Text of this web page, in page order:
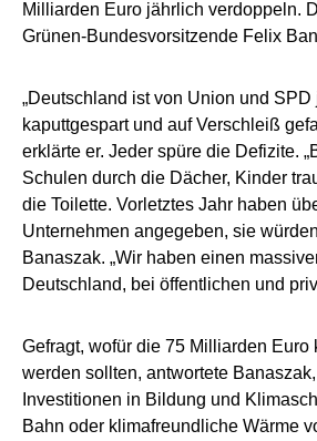
Milliarden Euro jährlich verdoppeln.
Grünen-Bundesvorsitzende Felix
„Deutschland ist von Union und SPD
kaputtgespart und auf Verschleiß
erklärte er. Jeder spüre die Defizite.
Schulen durch die Dächer, Kinder
die Toilette. Vorletztes Jahr haben
Unternehmen angegeben, sie
Banaszak. „Wir haben einen
Deutschland, bei öffentlichen und
Gefragt, wofür die 75 Milliarden Euro
werden sollten, antwortete
Investitionen in Bildung und
Bahn oder klimafreundliche Wärme